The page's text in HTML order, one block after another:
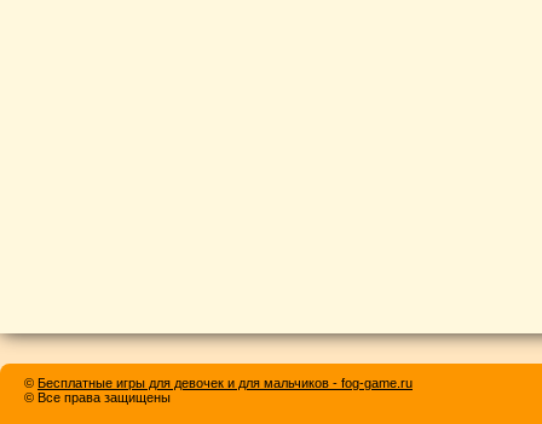
© Бесплатные игры для девочек и для мальчиков - fog-game.ru
© Все права защищены